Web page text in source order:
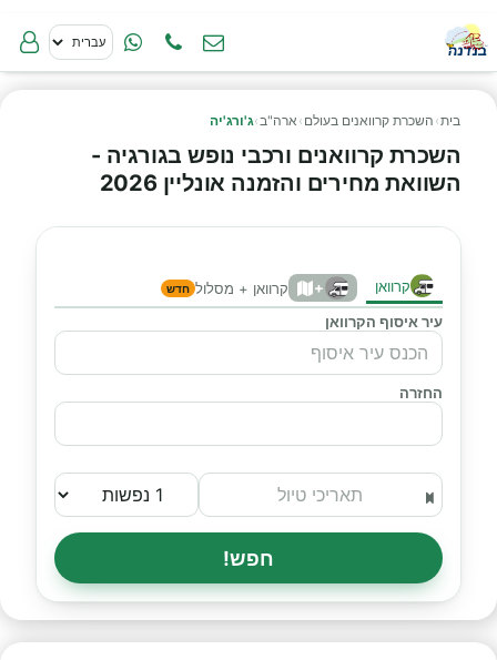
בית› השכרת קרוואנים בעולם › ארה"ב›ג'ורג'יה
השכרת קרוואנים ורכבי נופש בגורגיה -
השוואת מחירים והזמנה אונליין 2026
קרוואן + קרוואן + מסלול חדש
עיר איסוף הקרוואן
החזרה
חפש!